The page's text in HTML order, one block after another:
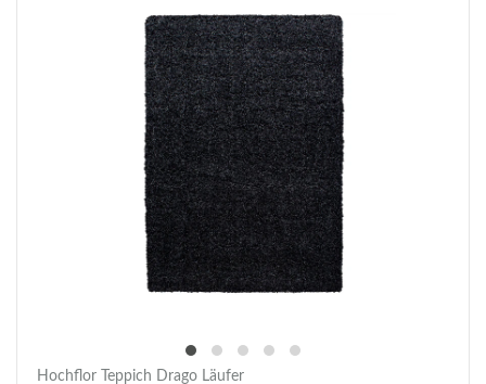
Hochflor Teppich Drago Läufer